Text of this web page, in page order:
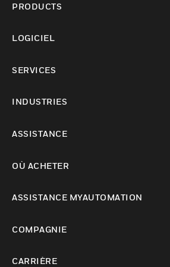
PRODUCTS
LOGICIEL
SERVICES
INDUSTRIES
ASSISTANCE
OÙ ACHETER
ASSISTANCE MYAUTOMATION
COMPAGNIE
CARRIÈRE